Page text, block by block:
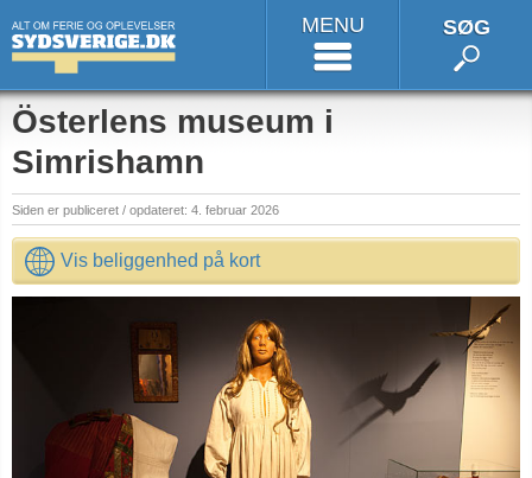
MENU SØG
Österlens museum i
Simrishamn
Siden er publiceret / opdateret: 4. februar 2026
Vis beliggenhed på kort